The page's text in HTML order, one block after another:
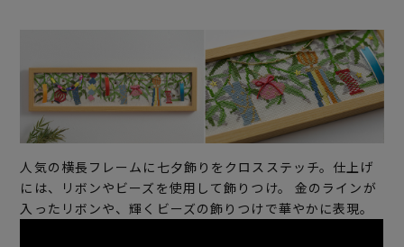
人気の横長フレームに七夕飾りをクロスステッチ。仕上げ
には、リボンやビーズを使用して飾りつけ。 金のラインが
入ったリボンや、輝くビーズの飾りつけで華やかに表現。